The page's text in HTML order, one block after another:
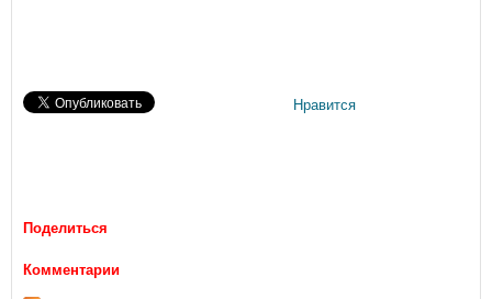
Нравится
Поделиться
Комментарии